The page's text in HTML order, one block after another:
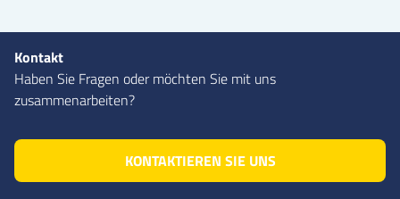
Kontakt
Haben Sie Fragen oder möchten Sie mit uns
zusammenarbeiten?
KONTAKTIEREN SIE UNS